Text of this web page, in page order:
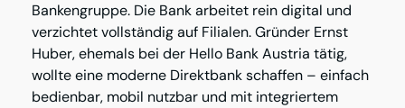
Bankengruppe. Die Bank arbeitet rein digital und
verzichtet vollständig auf Filialen. Gründer Ernst
Huber, ehemals bei der Hello Bank Austria tätig,
wollte eine moderne Direktbank schaffen – einfach
bedienbar, mobil nutzbar und mit integriertem